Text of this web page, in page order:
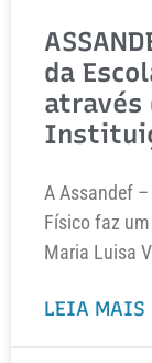
da
através
A Assandef
Físico faz
Maria Luisa
LEIA MAIS